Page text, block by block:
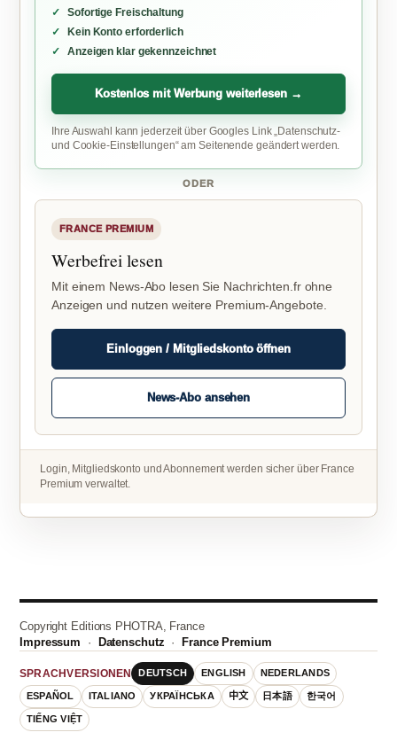
Sofortige Freischaltung
Kein Konto erforderlich
Anzeigen klar gekennzeichnet
Kostenlos mit Werbung weiterlesen →
Ihre Auswahl kann jederzeit über Googles Link „Datenschutz-
und Cookie-Einstellungen“ am Seitenende geändert werden.
ODER
FRANCE PREMIUM
Werbefrei lesen
Mit einem News-Abo lesen Sie Nachrichten.fr ohne
Anzeigen und nutzen weitere Premium-Angebote.
Einloggen / Mitgliedskonto öffnen
News-Abo ansehen
Login, Mitgliedskonto und Abonnement werden sicher über France
Premium verwaltet.
Copyright Editions PHOTRA, France
Impressum · Datenschutz ·France Premium
SPRACHVERSIONEN DEUTSCH ENGLISH NEDERLANDS
ESPAÑOL ITALIANO УКРАЇНСЬКА 中文 日本語 한국어
TIẾNG VIỆT